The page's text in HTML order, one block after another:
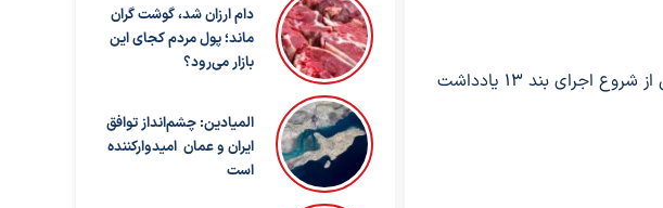
کارگروه‌های سه‌گانه هسته‌ای، تحریم‌ها و نظارت که بر اساس این بیانیه تشکیل می‌شوند، کار خود را پس از شروع اجرای بند ۱۳ یادداشت
دام ارزان شد، گوشت گران
ماند؛ پول مردم کجای این
بازار می‌رود؟
المیادین: چشم‌انداز توافق
ایران و عمان امیدوارکننده
است